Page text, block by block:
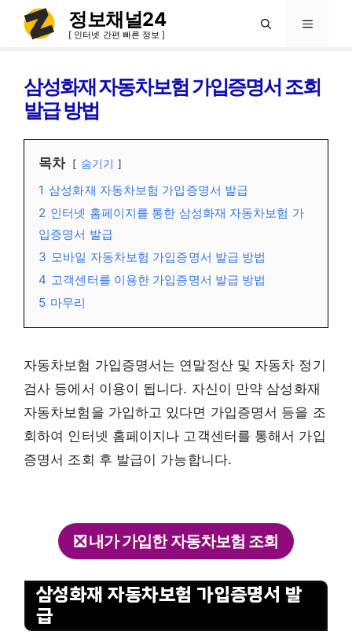
정보채널24
[ 인터넷 간편 빠른 정보 ]
메
삼성화재 자동차보험 가입증명서 조회
발급 방법
목차 숨기기
1 삼성화재 자동차보험 가입증명서 발급
2 인터넷 홈페이지를 통한 삼성화재 자동차보험 가
입증명서 발급
3 모바일 자동차보험 가입증명서 발급 방법
4 고객센터를 이용한 가입증명서 발급 방법
5 마무리
자동차보험 가입증명서는 연말정산 및 자동차 정기
검사 등에서 이용이 됩니다. 자신이 만약 삼성화재
자동차보험을 가입하고 있다면 가입증명서 등을 조
회하여 인터넷 홈페이지나 고객센터를 통해서 가입
증명서 조회 후 발급이 가능합니다.
❎ 내가 가입한 자동차보험 조회
삼성화재 자동차보험 가입증명서 발
급